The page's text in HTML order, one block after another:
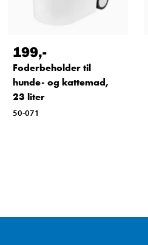
199,-
Foderbeholder til
hunde- og kattemad,
23 liter
50-071